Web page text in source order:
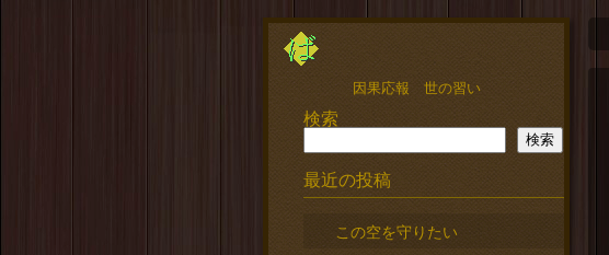
因果応報 世の習い
検索
検索
最近の投稿
この空を守りたい